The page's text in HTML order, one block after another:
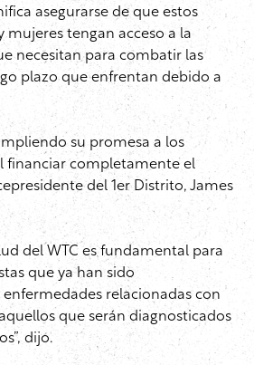
asegurarse de que estos
mujeres tengan acceso a la
necesitan para combatir las
plazo que enfrentan debido a
su promesa a los
financiar completamente el
del 1er Distrito, James
del WTC es fundamental para
que ya han sido
relacionadas con
que serán diagnosticados
dijo.